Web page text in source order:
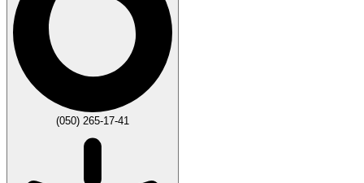
(050) 265-17-41